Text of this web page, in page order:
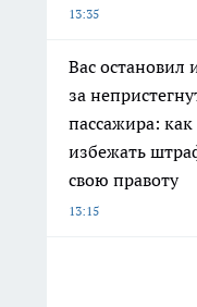
13:35
Вас остановил
за
пассажира:
избежать
свою правоту
13:15